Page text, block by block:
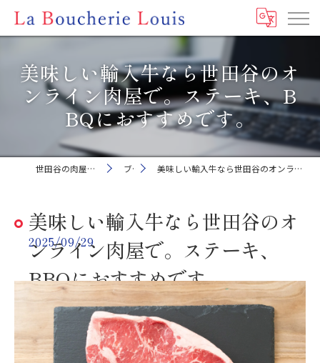
美味しい輸入牛なら世田谷のオ
ンライン肉屋で。ステーキ、B
BQにおすすめです。
世田谷の肉屋ならLa Boucherie Louis ブログ 美味しい輸入牛なら世田谷のオンライン肉屋で。ステーキ、BBQにおすすめです。
美味しい輸入牛なら世田谷のオ
ンライン肉屋で。ステーキ、
BBQにおすすめです。
2025/09/29